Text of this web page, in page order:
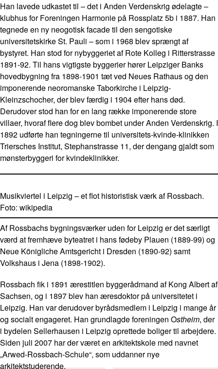
Han lavede udkastet til – det i Anden Verdenskrig ødelagte –
klubhus for Foreningen Harmonie på Rossplatz 5b i 1887. Han
tegnede en ny neogotisk facade til den sengotiske
universitetskirke St. Pauli – som i 1968 blev sprængt af
bystyret. Han stod for nybyggeriet af Rote Kolleg i Ritterstrasse
1891-92. Til hans vigtigste byggerier hører Leipziger Banks
hovedbygning fra 1898-1901 tæt ved Neues Rathaus og den
imponerende neoromanske Taborkirche i Leipzig-
Kleinzschocher, der blev færdig i 1904 efter hans død.
Derudover stod han for en lang række imponerende store
villaer, hvoraf flere dog blev bombet under Anden Verdenskrig. I
1892 udførte han tegningerne til universitets-kvinde-klinikken
Triersches Institut, Stephanstrasse 11, der dengang gjaldt som
mønsterbyggeri for kvindeklinikker.
Musikviertel i Leipzig – et flot historistisk værk af Rossbach.
Foto: wikipedia
Af Rossbachs bygningsværker uden for Leipzig er det særligt
værd at fremhæve byteatret i hans fødeby Plauen (1889-99) og
Neue Königliche Amtsgericht i Dresden (1890-92) samt
Volkshaus i Jena (1898-1902).
Rossbach fik i 1891 ærestitlen byggerådmand af Kong Albert af
Sachsen, og i 1897 blev han æresdoktor på universitetet i
Leipzig. Han var derudover byrådsmedlem i Leipzig i mange år
og socialt engageret. Han grundlagde foreningen Ostheim, der
i bydelen Sellerhausen i Leipzig oprettede boliger til arbejdere.
Siden juli 2007 har der været en arkitektskole med navnet
„Arwed-Rossbach-Schule“, som uddanner nye
arkitektstuderende.